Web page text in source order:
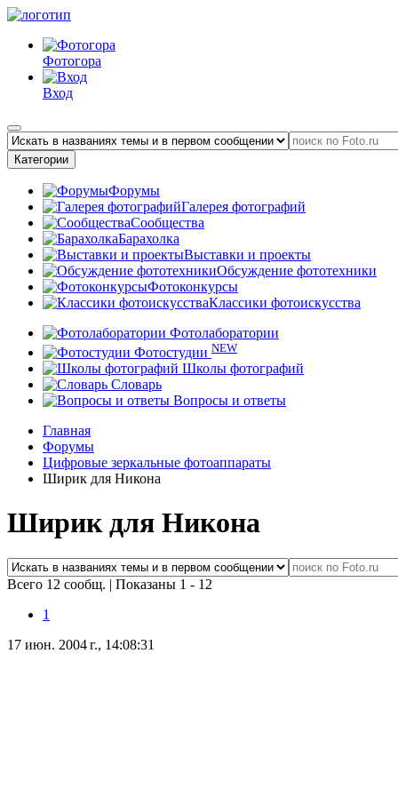
Фотогора
Вход
Категории
Форумы
Галерея фотографий
Сообщества
Барахолка
Выставки и проекты
Обсуждение фототехники
Фотоконкурсы
Классики фотоискусства
Фотолаборатории
Фотостудии NEW
Школы фотографий
Словарь
Вопросы и ответы
Главная
Форумы
Цифровые зеркальные фотоаппараты
Ширик для Никона
Ширик для Никона
Всего 12 сообщ. | Показаны 1 - 12
1
17 июн. 2004 г., 14:08:31